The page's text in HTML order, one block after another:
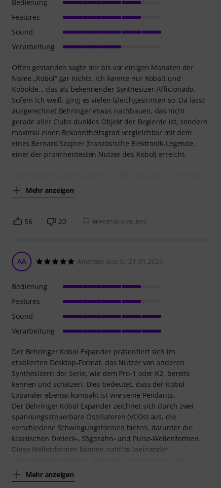
Offen gestanden sagte mir bis vor einigen Monaten der
Name „Kobol“ gar nichts. Ich kannte nur Kobalt und
Kobolde… das als bekennender Synthesizer-Afficionado.
Sofern ich weiß, ging es vielen Gleichgesinnten so. Da lässt
ausgerechnet Behringer etwas nachbauen, das nicht
gerade aller Clubs dunkles Objekt der Begierde ist, sondern
maximal einen Bekanntheitsgrad vergleichbar mit dem
eines Bernard Szajner (französische Elektronik-Legende,
einer der prominentesten Nutzer des Kobol) erreicht.
Mehr anzeigen
Bedienung
Features
Sound
Verarbeitung
56 20 BEWERTUNG MELDEN
AA Andreas aus Ü. 21.01.2024
Der Behringer Kobol Expander präsentiert sich im
etablierten Desktop-Format, das Nutzer von anderen
Synthesizern der Serie, wie dem Pro-1 oder K2, bereits
kennen und schätzen. Dies bedeutet, dass der Kobol
Expander ebenso kompakt ist wie seine Pendants.
Der Behringer Kobol Expander zeichnet sich durch zwei
spannungssteuerbare Oszillatoren (VCOs) aus, die
verschiedene Schwingungsformen bieten, darunter die
klassischen Dreieck-, Sägezahn- und Pulse-Wellenformen.
Diese Wellenformen können nahtlos ineinander
Mehr anzeigen
Bedienung
Features
Sound
Verarbeitung